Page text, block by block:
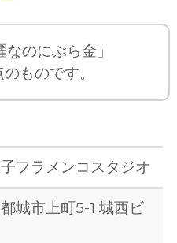
のにぶら金」
ものです。
フラメンコスタジオ
城市上町5-1 城西ビ